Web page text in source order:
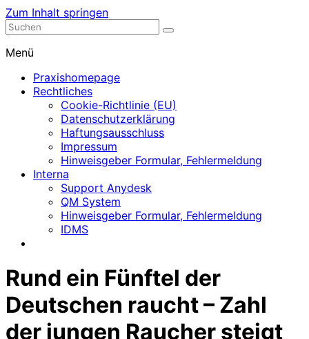
Zum Inhalt springen
Nephrologische Praxis mit Dialyse
Menü
Praxishomepage
Rechtliches
Cookie-Richtlinie (EU)
Datenschutzerklärung
Haftungsausschluss
Impressum
Hinweisgeber Formular, Fehlermeldung
Interna
Support Anydesk
QM System
Hinweisgeber Formular, Fehlermeldung
IDMS
Rund ein Fünftel der
Deutschen raucht – Zahl
der jungen Raucher steigt